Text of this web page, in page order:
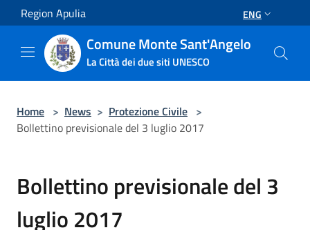
Salta al contenuto principale
Region Apulia ENG
Comune Monte Sant'Angelo
La Città dei due siti UNESCO
Home > News > Protezione Civile >
Bollettino previsionale del 3 luglio 2017
Bollettino previsionale del 3
luglio 2017